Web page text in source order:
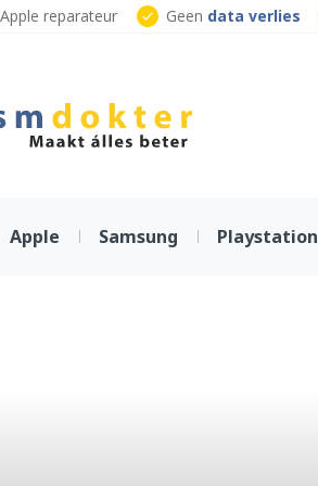
Apple reparateur Geen data verlies
Apple Samsung Playstation